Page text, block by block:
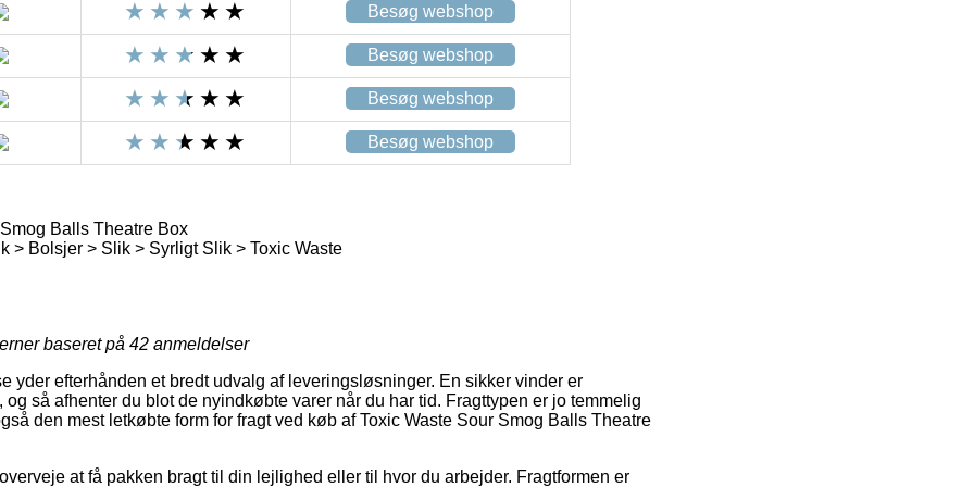
Besøg webshop
Besøg webshop
Besøg webshop
Besøg webshop
Balls Theatre Box
> Bolsjer > Slik > Syrligt Slik > Toxic Waste
baseret på 42 anmeldelser
yder efterhånden et bredt udvalg af leveringsløsninger. En sikker vinder er
så afhenter du blot de nyindkøbte varer når du har tid. Fragttypen er jo temmelig
den mest letkøbte form for fragt ved køb af Toxic Waste Sour Smog Balls Theatre
at få pakken bragt til din lejlighed eller til hvor du arbejder. Fragtformen er